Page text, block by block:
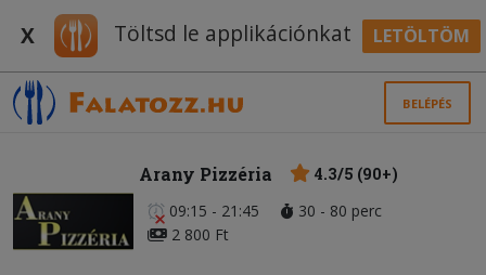
X Töltsd le applikációnkat LETÖLTÖM
BELÉPÉS
Arany Pizzéria
4.3/5 (90+)
09:15 - 21:45
30 - 80 perc
2 800 Ft